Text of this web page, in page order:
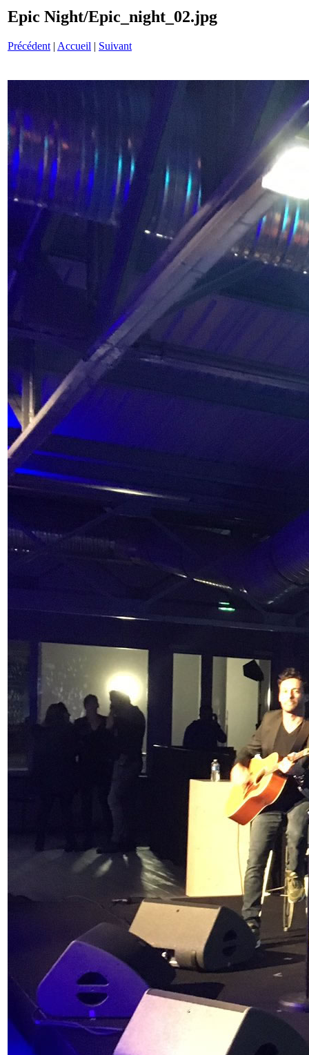
Epic Night/Epic_night_02.jpg
Précédent | Accueil | Suivant